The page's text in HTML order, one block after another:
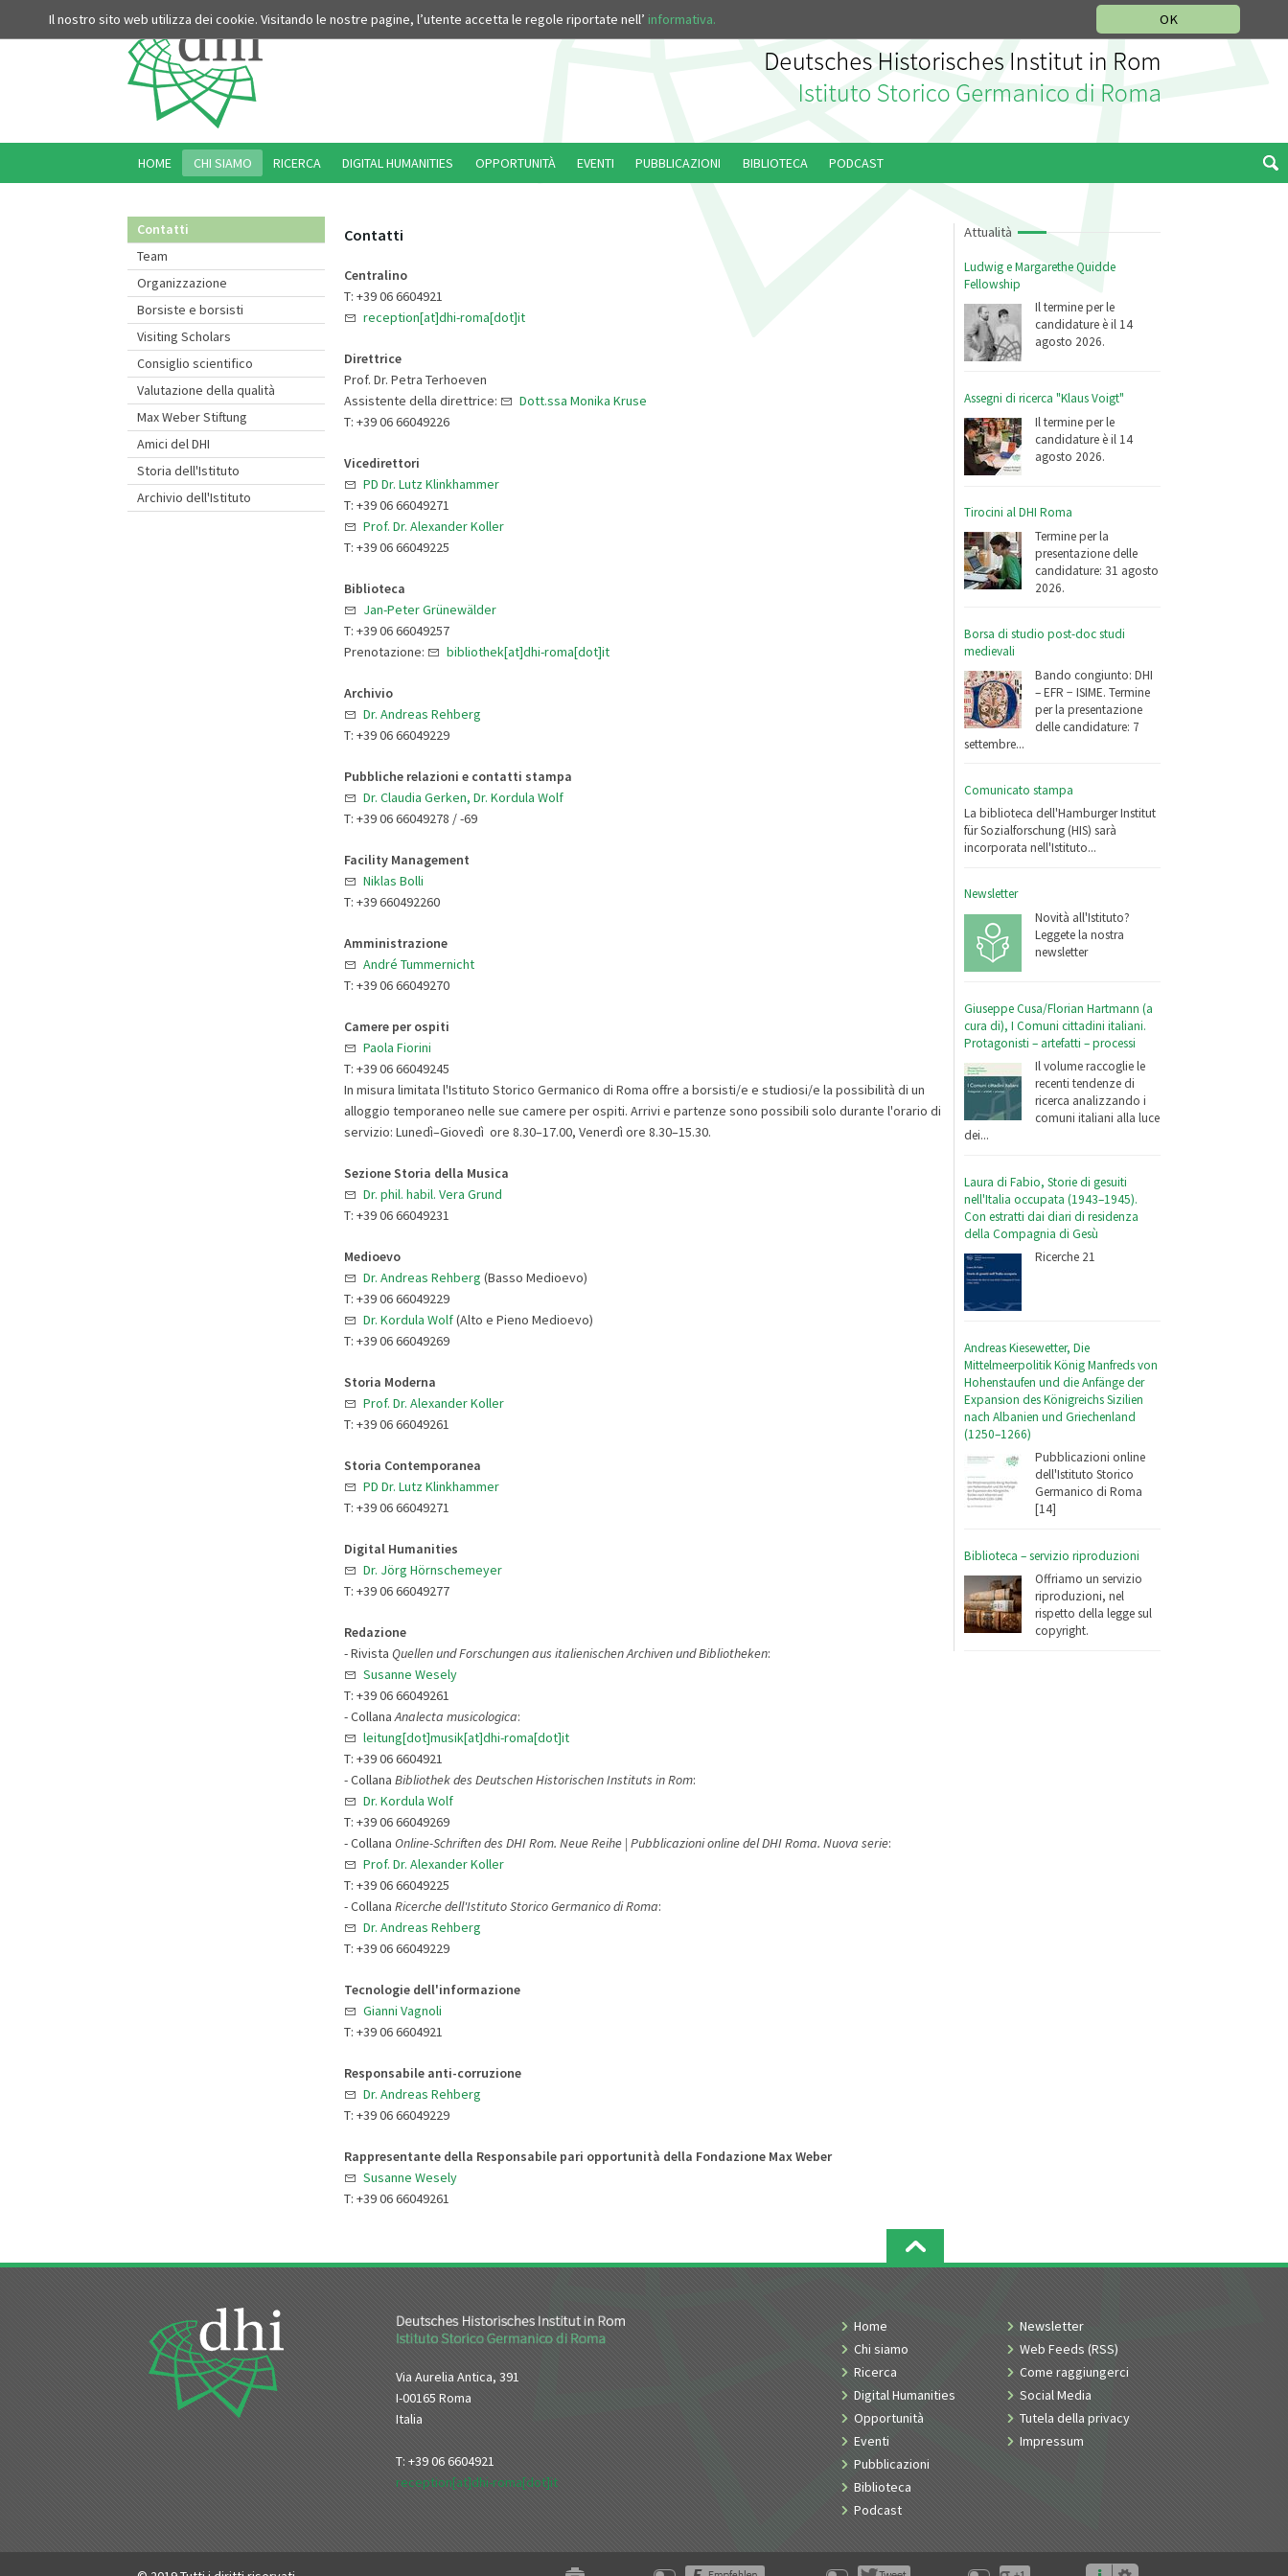
OK
Il nostro sito web utilizza dei cookie. Visitando le nostre pagine, l’utente accetta le regole riportate nell’ informativa.
Contatti
Team
Organizzazione
Borsiste e borsisti
Visiting Scholars
Consiglio scientifico
Valutazione della qualità
Max Weber Stiftung
Amici del DHI
Storia dell'Istituto
Archivio dell'Istituto
Attualità
Ludwig e Margarethe Quidde
Fellowship
Il termine per le
candidature è il 14
agosto 2026.
Assegni di ricerca "Klaus Voigt"
Il termine per le
candidature è il 14
agosto 2026.
Tirocini al DHI Roma
Termine per la
presentazione delle
candidature: 31 agosto
2026.
Borsa di studio post-doc studi
medievali
Bando congiunto: DHI
– EFR − ISIME. Termine
per la presentazione
delle candidature: 7
settembre...
Comunicato stampa
La biblioteca dell'Hamburger Institut
für Sozialforschung (HIS) sarà
incorporata nell'Istituto...
Newsletter
Novità all'Istituto?
Leggete la nostra
newsletter
Giuseppe Cusa/Florian Hartmann (a
cura di), I Comuni cittadini italiani.
Protagonisti – artefatti – processi
Il volume raccoglie le
recenti tendenze di
ricerca analizzando i
comuni italiani alla luce
dei...
Laura di Fabio, Storie di gesuiti
nell'Italia occupata (1943–1945).
Con estratti dai diari di residenza
della Compagnia di Gesù
Ricerche 21
Andreas Kiesewetter, Die
Mittelmeerpolitik König Manfreds von
Hohenstaufen und die Anfänge der
Expansion des Königreichs Sizilien
nach Albanien und Griechenland
(1250–1266)
Pubblicazioni online
dell'Istituto Storico
Germanico di Roma
[14]
Biblioteca – servizio riproduzioni
Offriamo un servizio
riproduzioni, nel
rispetto della legge sul
copyright.
Contatti
Centralino
T: +39 06 6604921
reception[at]dhi-roma[dot]it
Direttrice
Prof. Dr. Petra Terhoeven
Assistente della direttrice:
Dott.ssa Monika Kruse
T: +39 06 66049226
Vicedirettori
PD Dr. Lutz Klinkhammer
T: +39 06 66049271
Prof. Dr. Alexander Koller
T: +39 06 66049225
Biblioteca
Jan-Peter Grünewälder
T: +39 06 66049257
Prenotazione:
bibliothek[at]dhi-roma[dot]it
Archivio
Dr. Andreas Rehberg
T: +39 06 66049229
Pubbliche relazioni e contatti stampa
Dr. Claudia Gerken, Dr. Kordula Wolf
T: +39 06 66049278 / -69
Facility Management
Niklas Bolli
T: +39 660492260
Amministrazione
André Tummernicht
T: +39 06 66049270
Camere per ospiti
Paola Fiorini
T: +39 06 66049245
In misura limitata l'Istituto Storico Germanico di Roma offre a borsisti/e e studiosi/e la possibilità di un
alloggio temporaneo nelle sue camere per ospiti. Arrivi e partenze sono possibili solo durante l'orario di
servizio: Lunedì–Giovedì ore 8.30–17.00, Venerdì ore 8.30–15.30.
Sezione Storia della Musica
Dr. phil. habil. Vera Grund
T: +39 06 66049231
Medioevo
Dr. Andreas Rehberg (Basso Medioevo)
T: +39 06 66049229
Dr. Kordula Wolf(Alto e Pieno Medioevo)
T: +39 06 66049269
Storia Moderna
Prof. Dr. Alexander Koller
T: +39 06 66049261
Storia Contemporanea
PD Dr. Lutz Klinkhammer
T: +39 06 66049271
Digital Humanities
Dr. Jörg Hörnschemeyer
T: +39 06 66049277
Redazione
- Rivista Quellen und Forschungen aus italienischen Archiven und Bibliotheken:
Susanne Wesely
T: +39 06 66049261
- CollanaAnalecta musicologica:
leitung[dot]musik[at]dhi-roma[dot]it
T: +39 06 6604921
- Collana Bibliothek des Deutschen Historischen Instituts in Rom:
Dr. Kordula Wolf
T: +39 06 66049269
- Collana Online-Schriften des DHI Rom. Neue Reihe | Pubblicazioni online del DHI Roma. Nuova serie:
Prof. Dr. Alexander Koller
T: +39 06 66049225
- Collana Ricerche dell'Istituto Storico Germanico di Roma:
Dr. Andreas Rehberg
T: +39 06 66049229
Tecnologie dell'informazione
Gianni Vagnoli
T: +39 06 6604921
Responsabile anti-corruzione
Dr. Andreas Rehberg
T: +39 06 66049229
Rappresentante della Responsabile pari opportunità della Fondazione Max Weber
Susanne Wesely
T: +39 06 66049261
Via Aurelia Antica, 391
I-00165 Roma
Italia
T: +39 06 6604921
reception[at]dhi-roma[dot]it
Home
Chi siamo
Ricerca
Digital Humanities
Opportunità
Eventi
Pubblicazioni
Biblioteca
Podcast
Newsletter
Web Feeds (RSS)
Come raggiungerci
Social Media
Tutela della privacy
Impressum
HOME CHI SIAMO RICERCA DIGITAL HUMANITIES OPPORTUNITÀ EVENTI PUBBLICAZIONI BIBLIOTECA PODCAST